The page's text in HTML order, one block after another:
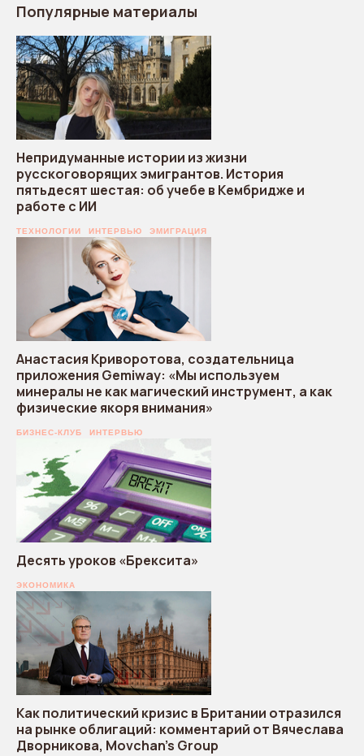
Популярные материалы
Непридуманные истории из жизни
русскоговорящих эмигрантов. История
пятьдесят шестая: об учебе в Кембридже и
работе с ИИ
ТЕХНОЛОГИИ ИНТЕРВЬЮ ЭМИГРАЦИЯ
Анастасия Криворотова, создательница
приложения Gemiway: «Мы используем
минералы не как магический инструмент, а как
физические якоря внимания»
БИЗНЕС-КЛУБ ИНТЕРВЬЮ
Десять уроков «Брексита»
ЭКОНОМИКА
Как политический кризис в Британии отразился
на рынке облигаций: комментарий от Вячеслава
Дворникова, Movchan’s Group